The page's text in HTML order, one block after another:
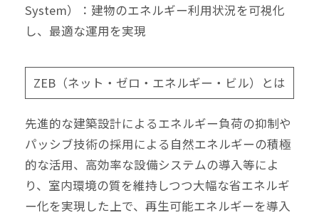
System）：建物のエネルギー利用状況を可視化
し、 最適な運用を実現
ZEB（ネット・ゼロ・エネルギー・ビル）とは
先進的な建築設計によるエネルギー負荷の抑制や
パッシブ技術の採用による自然エネルギーの積極
的な活用、高効率な設備システムの導入等によ
り、室内環境の質を維持しつつ大幅な省エネルギ
ー化を実現した上で、再生可能エネルギーを導入